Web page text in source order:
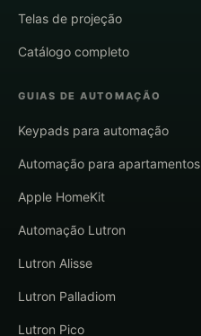
Telas de projeção
Catálogo completo
GUIAS DE AUTOMAÇÃO
Keypads para automação
Automação para apartamentos
Apple HomeKit
Automação Lutron
Lutron Alisse
Lutron Palladiom
Lutron Pico